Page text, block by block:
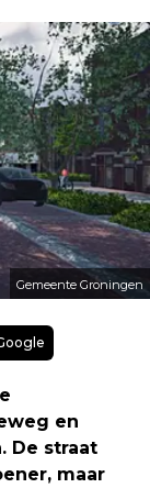
Gemeente Groningen
en
De straat
maar